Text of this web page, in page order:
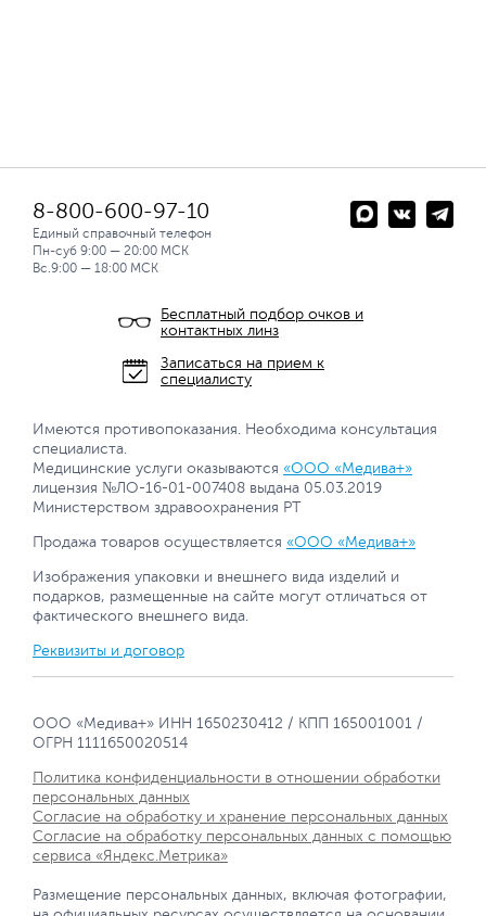
8-800-600-97-10
Единый справочный телефон
Пн-суб 9:00 — 20:00 МСК
Вс.9:00 — 18:00 МСК
Бесплатный подбор очков и
контактных линз
Записаться на прием к
специалисту
Имеются противопоказания. Необходима консультация
специалиста.
Медицинские услуги оказываются «ООО «Медива+»
лицензия №ЛО-16-01-007408 выдана 05.03.2019
Министерством здравоохранения РТ
Продажа товаров осуществляется «ООО «Медива+»
Изображения упаковки и внешнего вида изделий и
подарков, размещенные на сайте могут отличаться от
фактического внешнего вида.
Реквизиты и договор
ООО «Медива+» ИНН 1650230412 / КПП 165001001 /
ОГРН 1111650020514
Политика конфиденциальности в отношении обработки
персональных данных
Согласие на обработку и хранение персональных данных
Согласие на обработку персональных данных с помощью
сервиса «Яндекс.Метрика»
Размещение персональных данных, включая фотографии,